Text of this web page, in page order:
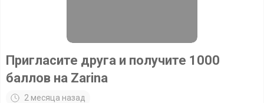
Пригласите друга и получите 1000
баллов на Zarina
2 месяца назад